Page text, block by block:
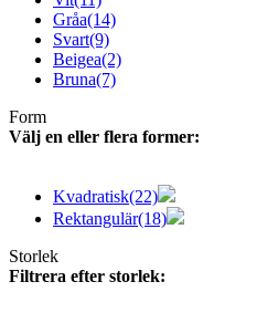
Gråa(14)
Svart(9)
Beigea(2)
Bruna(7)
Form
Välj en eller flera former:
Kvadratisk(22)
Rektangulär(18)
Storlek
Filtrera efter storlek: